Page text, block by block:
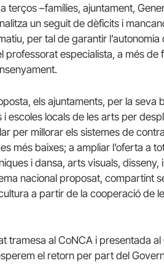
terços –famílies, ajuntament,
un seguit de dèficits i
per tal de garantir
professorat especialista, a més
els ajuntaments, per la
escoles locals de les arts per
per millorar els sistemes de
més baixes; a ampliar l’oferta a
i dansa, arts visuals,
nacional proposat, compartint
a partir de la cooperació de
tramesa al CoNCA i presentada
el retorn per part del